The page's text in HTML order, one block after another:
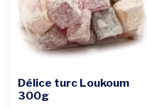
Délice turc Loukoum
300g